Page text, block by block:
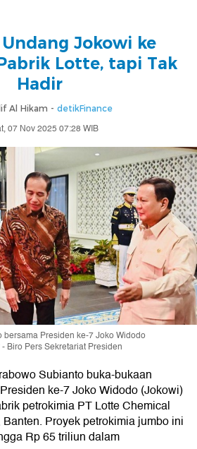
Jokowi ke
Lotte, tapi Tak
Hadir
Al Hikam - detikFinance
07 Nov 2025 07:28 WIB
Presiden ke-7 Joko Widodo
Biro Pers Sekretariat Presiden
Subianto buka-bukaan
ke-7 Joko Widodo (Jokowi)
petrokimia PT Lotte Chemical
Proyek petrokimia jumbo ini
Rp 65 triliun dalam